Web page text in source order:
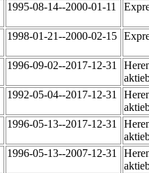
1995-08-14--2000-01-11
1998-01-21--2000-02-15
1996-09-02--2017-12-31
1992-05-04--2017-12-31
1996-05-13--2017-12-31
1996-05-13--2007-12-31